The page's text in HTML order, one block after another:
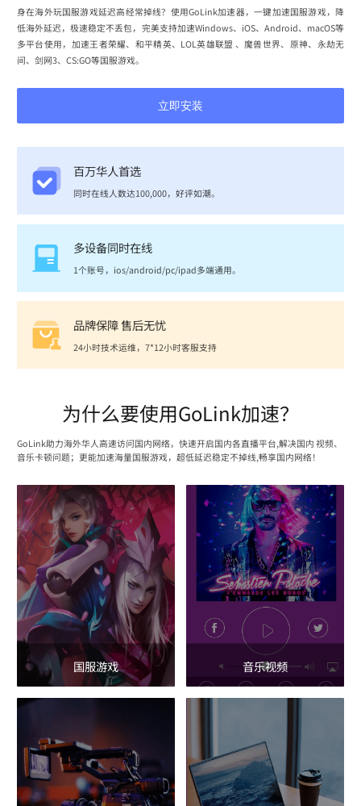
身在海外玩国服游戏延迟高经常掉线？使用GoLink加速器，一键加速国服游戏，降
低海外延迟，极速稳定不丢包，完美支持加速Windows、iOS、Android、macOS等
多平台使用，加速王者荣耀、和平精英、LOL英雄联盟 、魔兽世界、原神、永劫无
间、剑网3、CS:GO等国服游戏。
立即安装
百万华人首选
同时在线人数达100,000，好评如潮。
多设备同时在线
1个账号，ios/android/pc/ipad多端通用。
品牌保障 售后无忧
24小时技术运维，7*12小时客服支持
为什么要使用GoLink加速？
GoLink助力海外华人高速访问国内网络，快速开启国内各直播平台,解决国内 视频、
音乐卡顿问题；更能加速海量国服游戏，超低延迟稳定不掉线,畅享国内网络！
国服游戏 音乐视频